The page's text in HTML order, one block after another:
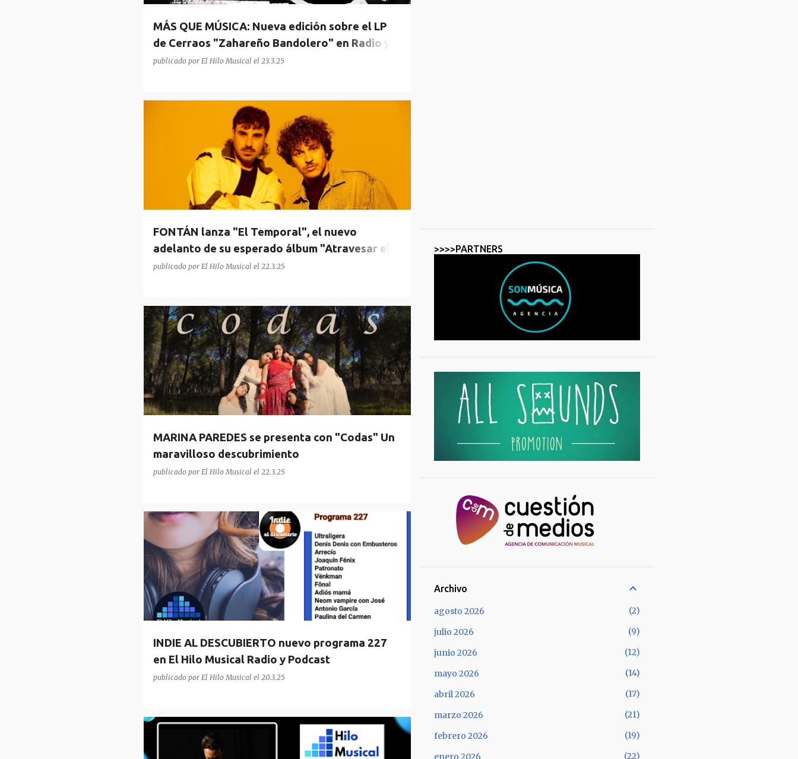
MÁS QUE MÚSICA: Nueva edición sobre el LP
de Cerraos "Zahareño Bandolero" en Radio y
Podcast
publicado por El Hilo Musical el 23.3.25
FONTÁN lanza "El Temporal", el nuevo
adelanto de su esperado álbum "Atravesar el
Fuego"
publicado por El Hilo Musical el 22.3.25
MARINA PAREDES se presenta con "Codas" Un
maravilloso descubrimiento
publicado por El Hilo Musical el 22.3.25
MARINA PAREDES
INDIE AL DESCUBIERTO nuevo programa 227
en El Hilo Musical Radio y Podcast
publicado por El Hilo Musical el 20.3.25
RADIO
>>>>PARTNERS
Archivo
agosto 2026
2
julio 2026
9
junio 2026
12
mayo 2026
14
abril 2026
17
marzo 2026
21
febrero 2026
19
enero 2026
22